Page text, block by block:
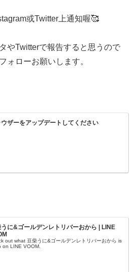
或Twitter上通知喔🥰
やTwitterで報告すると思うので
ォローお願いします。
ウザーをアップデートしてください
に&ゴールデンレトリバーおから | LINE
out what 豆柴うに&ゴールデンレトリバーおから is
on LINE VOOM.